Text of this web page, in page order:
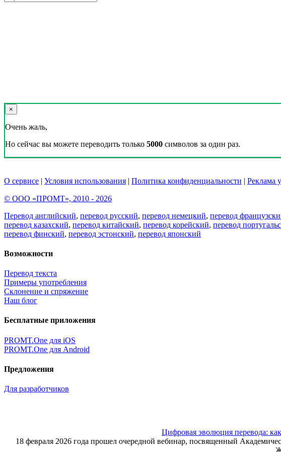
×
Очень жаль,
Но сейчас вы можете переводить только 5000 символов за один раз.
О сервисе | Условия использования | Политика конфиденциальности | Реклама
© ООО «ПРОМТ», 2010 - 2026
Перевод английский, перевод русский, перевод немецкий, перевод
перевод казахский, перевод китайский, перевод корейский, перевод
перевод финский, перевод эстонский, перевод японский
Возможности
Перевод текста
Примеры употребления
Склонение и спряжение
Наш блог
Бесплатные приложения
PROMT.One для iOS
PROMT.One для Android
Предложения
Для разработчиков
Цифровая эволюция перевода:
18 февраля 2026 года прошел очередной вебинар, посвященный